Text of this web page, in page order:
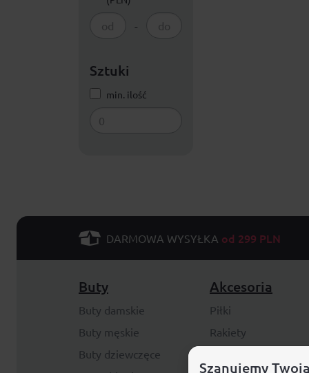
-
Sztuki
min. ilość
DARMOWA WYSYŁKA od 299 PLN
Buty
Buty damskie
Buty męskie
Buty dziewczęce
Akcesoria
Piłki
Rakiety
Szanujemy